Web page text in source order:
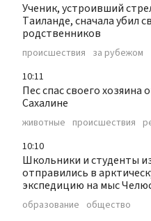
Ученик, устроивший
Таиланде, сначала убил
родственников
происшествия за рубежом
10:11
Пес спас своего хозяина
Сахалине
животные происшествия
10:10
Школьники и студенты
отправились в
экспедицию на мыс
образование общество